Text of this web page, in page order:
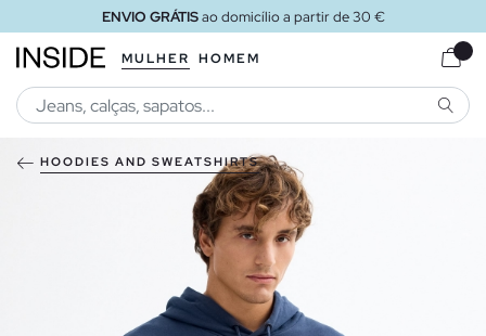
ENVIO GRÁTISao domicílio a partir de 30 €
MULHER HOMEM
HOODIES AND SWEATSHIRTS